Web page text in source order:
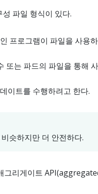
파일 형식이 있다.
프로그램이 파일을 사용
또는 파드의 파일을 통해
이트를 수행하려고 한다.
슷하지만 더 안전하다.
그리게이트